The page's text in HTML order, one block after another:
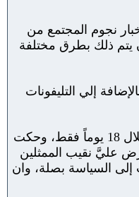
نجوم المجتمع من
يتم ذلك بطرق مختلفة
يقضي معه 4 ساعات يوميا لهذا الغرض، بالإضافة إلي التليفونات
منة شلبي بدورها نفت تلك الأخبار وأكدت أنها لم تكن يوماً من مؤيدي النظام السابق، وأشارت لو كان هذا النظام ثابتاً ومستقراً لما سقط خلال 18 يوماً فقط، وحكت
عليَّ نقيب الممثلين
إلى السياسة بصلة، وان